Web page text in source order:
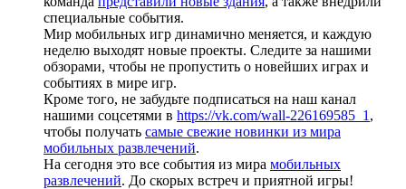
специальные события.
Мир мобильных игр динамично меняется, и каждую
неделю выходят новые проекты. Следите за нашими
обзорами, чтобы не пропустить о новейших играх и
событиях в мире игр.
Кроме того, не забудьте подписаться на наш канал
нашими соцсетями в https://vk.com/wall-226169585_1 ,
чтобы получать самые свежие новинки из мира
мобильных развлечений.
На сегодня это все события из мира мобильных
развлечений. До скорых встреч и приятной игры!